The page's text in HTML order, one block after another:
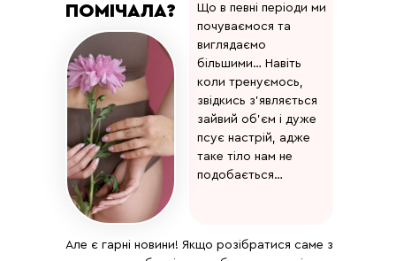
ПОМІЧАЛА?
Але є гарні новини! Якщо розібратися саме з
Що в певні періоди ми
почуваємося та
виглядаємо
більшими… Навіть
коли тренуємось,
звідкись з'являється
зайвий об'єм і дуже
псує настрій, адже
таке тіло нам не
подобається…